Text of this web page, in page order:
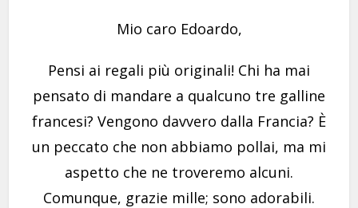
Mio caro Edoardo,
Pensi ai regali più originali! Chi ha mai
pensato di mandare a qualcuno tre galline
francesi? Vengono davvero dalla Francia? È
un peccato che non abbiamo pollai, ma mi
aspetto che ne troveremo alcuni.
Comunque, grazie mille; sono adorabili.